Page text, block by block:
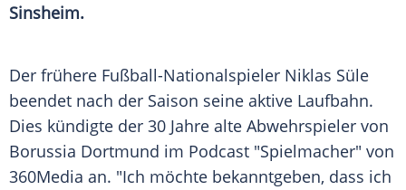
Sinsheim.
Der frühere Fußball-Nationalspieler Niklas Süle
beendet nach der Saison seine aktive Laufbahn.
Dies kündigte der 30 Jahre alte Abwehrspieler von
Borussia Dortmund im Podcast "Spielmacher" von
360Media an. "Ich möchte bekanntgeben, dass ich